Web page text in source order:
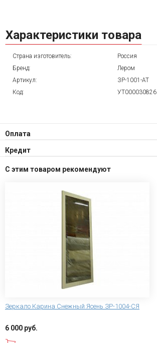
Характеристики товара
Страна изготовитель:
Россия
Бренд:
Лером
Артикул:
ЗР-1001-АТ
Код:
УТ000030826
Оплата
Кредит
С этим товаром рекомендуют
Зеркало Карина Снежный Ясень ЗР-1004-СЯ
6 000 руб.